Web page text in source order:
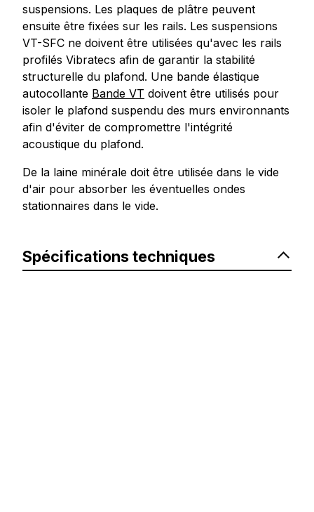
suspensions. Les plaques de plâtre peuvent
ensuite être fixées sur les rails. Les suspensions
VT-SFC ne doivent être utilisées qu'avec les rails
profilés Vibratecs afin de garantir la stabilité
structurelle du plafond. Une bande élastique
autocollante Bande VT doivent être utilisés pour
isoler le plafond suspendu des murs environnants
afin d'éviter de compromettre l'intégrité
acoustique du plafond.
De la laine minérale doit être utilisée dans le vide
d'air pour absorber les éventuelles ondes
stationnaires dans le vide.
Spécifications techniques